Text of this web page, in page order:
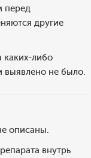
перед
другие
либо
выявлено не было.
описаны.
внутрь